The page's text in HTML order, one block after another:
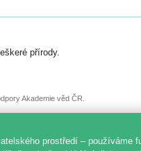
přírody.
Akademie věd ČR.
prostředí –